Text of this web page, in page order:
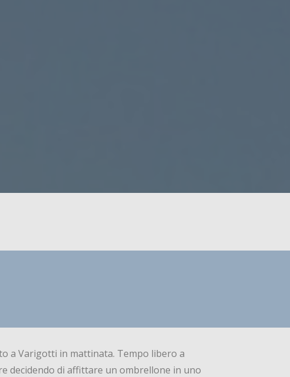
a Varigotti in mattinata. Tempo libero a
decidendo di affittare un ombrellone in uno